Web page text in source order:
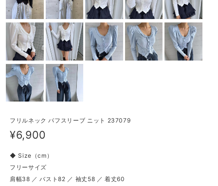
フリルネック パフスリーブ ニット 237079
¥6,900
◆ Size（cm）
フリーサイズ
肩幅38 ／ バスト82 ／ 袖丈58 ／ 着丈60